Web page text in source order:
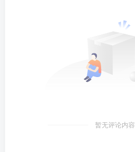
暂无评论内容